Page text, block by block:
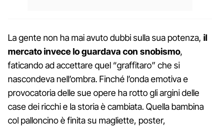
La gente non ha mai avuto dubbi sulla sua potenza, il
mercato invece lo guardava con snobismo,
faticando ad accettare quel “graffitaro” che si
nascondeva nell’ombra. Finché l’onda emotiva e
provocatoria delle sue opere ha rotto gli argini delle
case dei ricchi e la storia è cambiata. Quella bambina
col palloncino è finita su magliette, poster,